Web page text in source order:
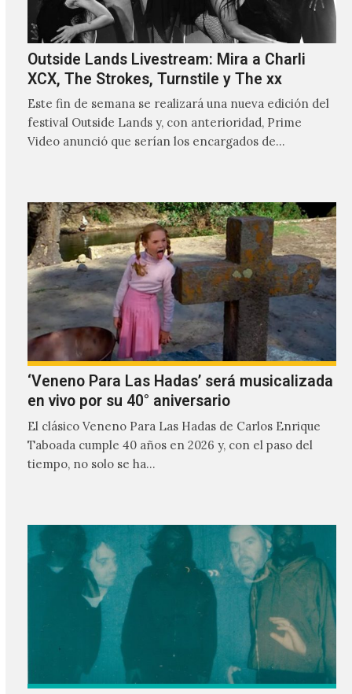
Outside Lands Livestream: Mira a Charli
XCX, The Strokes, Turnstile y The xx
Este fin de semana se realizará una nueva edición del
festival Outside Lands y, con anterioridad, Prime
Video anunció que serían los encargados de
‘Veneno Para Las Hadas’ será musicalizada
en vivo por su 40° aniversario
El clásico Veneno Para Las Hadas de Carlos Enrique
Taboada cumple 40 años en 2026 y, con el paso del
tiempo, no solo se ha…